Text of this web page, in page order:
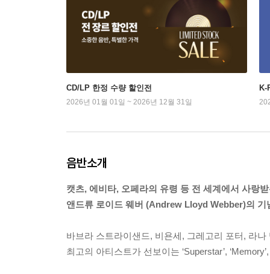
CD/LP 한정 수량 할인전
2026년 01월 01일 ~ 2026년 12월 31일
K-
음반소개
캣츠, 에비타, 오페라의 유령 등 전 세계에서 사랑
앤드류 로이드 웨버 (Andrew Lloyd Webber)의
바브라 스트라이샌드, 비욘세, 그레고리 포터, 라
최고의 아티스트가 선보이는 ‘Superstar’,